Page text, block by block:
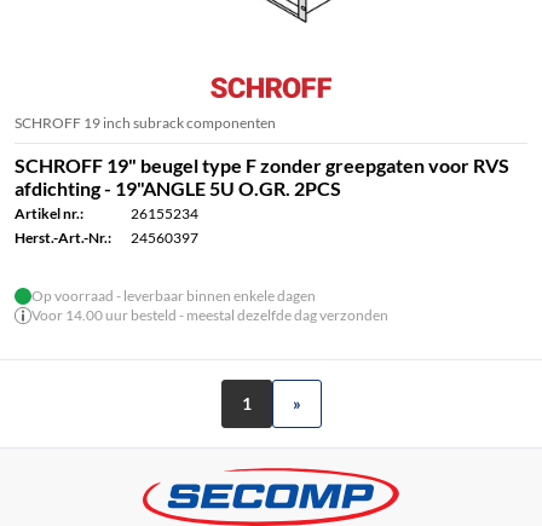
SCHROFF 19 inch subrack componenten
SCHROFF 19" beugel type F zonder greepgaten voor RVS
afdichting - 19"ANGLE 5U O.GR. 2PCS
Artikel nr.:
26155234
Herst.-Art.-Nr.:
24560397
Op voorraad - leverbaar binnen enkele dagen
Voor 14.00 uur besteld - meestal dezelfde dag verzonden
1 »